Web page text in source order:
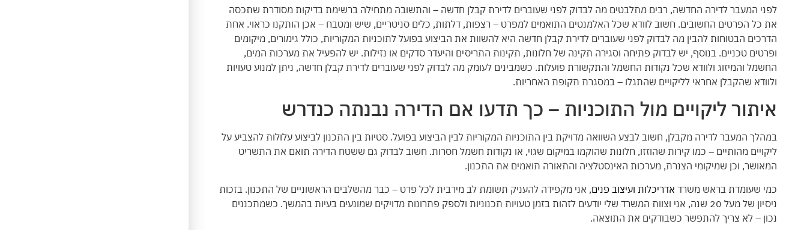
לפני המעבר לדירה החדשה, רבים מתלבטים מה לבדוק לפני שעוברים לדירת קבלן חדשה – והתשובה מתחילה ברשימת בדיקות מסודרת שתכסה
את כל הפרטים החשובים. חשוב לוודא שכל האלמנטים התואמים למפרט – רצפות, דלתות, כלים סניטריים, שיש ומטבח – אכן הותקנו כראוי. אחת
הדרכים הבטוחות להבין מה לבדוק לפני שעוברים לדירת קבלן חדשה היא להשוות את הביצוע בפועל לתוכניות המקוריות, כולל גימורים, מיקומים
ופרטים טכניים. בנוסף, יש לבדוק פתיחה וסגירה תקינה של חלונות, תקינות התריסים והיעדר סדקים או נזילות. יש להפעיל את מערכות המים,
החשמל והמיזוג ולוודא שכל נקודות החשמל והתקשורת פועלות. כשמבינים לעומק מה לבדוק לפני שעוברים לדירת קבלן חדשה, ניתן למנוע טעויות
ולוודא שהקבלן אחראי לליקויים שהתגלו – במסגרת תקופת האחריות.
איתור ליקויים מול התוכניות – כך תדעו אם הדירה נבנתה כנדרש
במהלך המעבר לדירה מקבלן, חשוב לבצע השוואה מדויקת בין התוכניות המקוריות לבין הביצוע בפועל. סטיות בין התכנון לביצוע עלולות להצביע על
ליקויים מהותיים – כמו קירות שהוזזו, חלונות שהוקמו במיקום שגוי, או נקודות חשמל חסרות. חשוב לבדוק גם ששטח הדירה תואם את התשריט
המאושר, וכן שמיקומי הצנרת, מערכות האינסטלציה והתאורה תואמים את התכנון.
כמי שעומדת בראש משרד אדריכלות ועיצוב פנים, אני מקפידה להעניק תשומת לב מירבית לכל פרט – כבר מהשלבים הראשוניים של התכנון. בזכות
ניסיון של מעל 20 שנה, אני וצוות המשרד שלי יודעים לזהות בזמן טעויות תכנוניות ולספק פתרונות מדויקים שמונעים בעיות בהמשך. כשמתכננים
נכון – לא צריך להתפשר כשבודקים את התוצאה.